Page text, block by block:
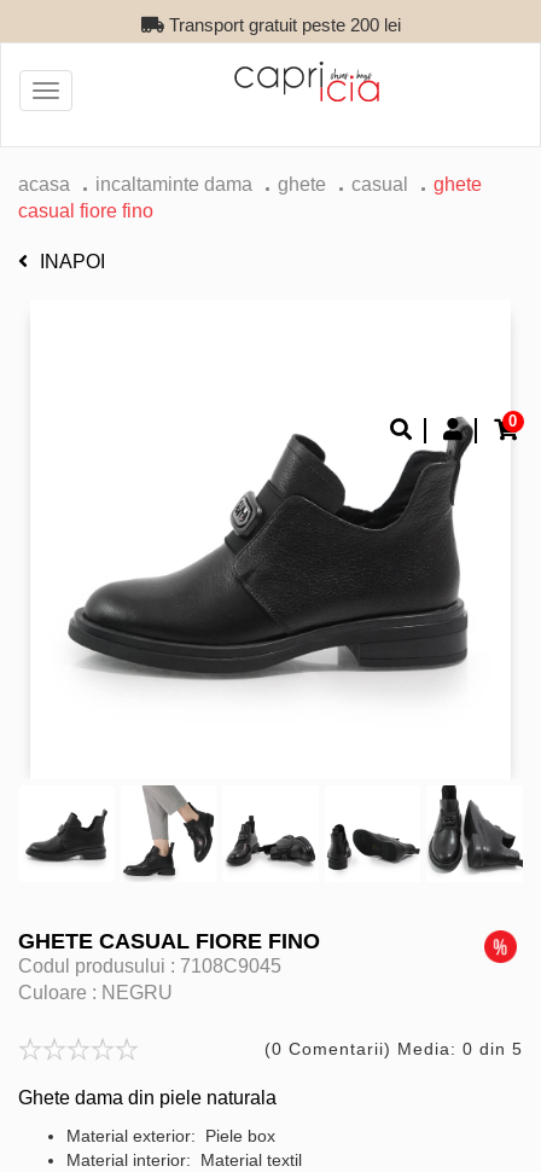
Transport gratuit peste 200 lei
0
Toggle
navigation
acasa incaltaminte dama ghete casual
ghete
casual fiore fino
INAPOI
GHETE CASUAL FIORE FINO
Codul produsului : 7108C9045
Culoare : NEGRU
(0 Comentarii) Media: 0 din 5
Ghete dama din piele naturala
Material exterior: Piele box
Material interior: Material textil